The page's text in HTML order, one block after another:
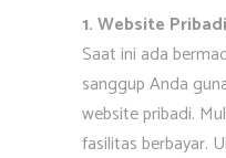
1. Website Pribadi
Saat ini ada
sanggup Anda
website pribadi.
fasilitas berbayar.